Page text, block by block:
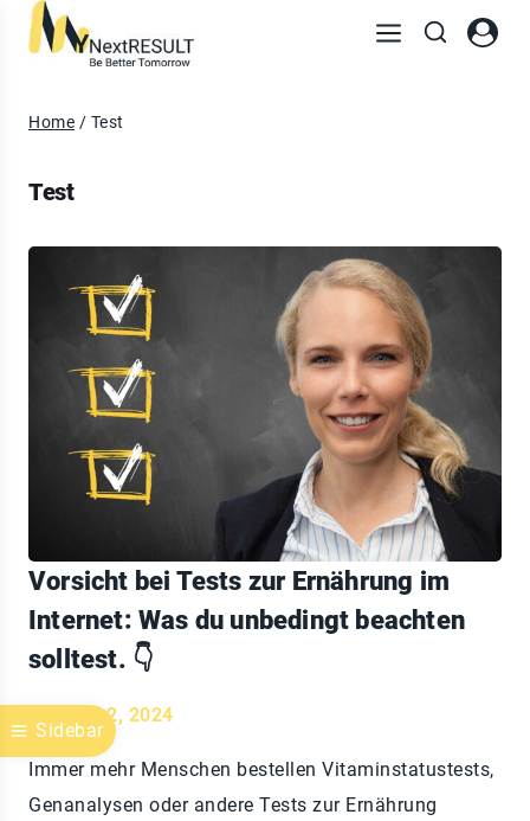
Sidebar
Home / Test
Test
Vorsicht bei Tests zur Ernährung im
Internet: Was du unbedingt beachten
solltest. 👇
Oktober 2, 2024
Immer mehr Menschen bestellen Vitaminstatustests,
Genanalysen oder andere Tests zur Ernährung